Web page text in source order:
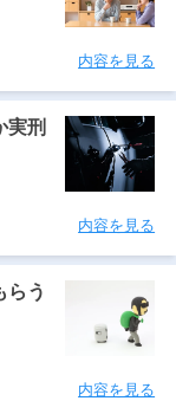
内容を見る
実刑
内容を見る
らう
内容を見る